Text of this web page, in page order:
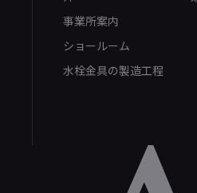
事業所案内
ショールーム
水栓金具の製造工程